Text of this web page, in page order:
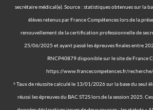
secrétaire médical(e). Source : statistiques obtenues sur la
élèves retenus par France Compétences lors de la
renouvellement de la certification professionnelle de
25/06/2025 et ayant passé les épreuves finales entre
RNCP40879 disponible sur le site de France
https://www.francecompetences.fr/
⁶ Taux de réussite calculé le 13/01/2026 sur la base du seul
réussi les épreuves du BAC ST2S lors de la session 2025.